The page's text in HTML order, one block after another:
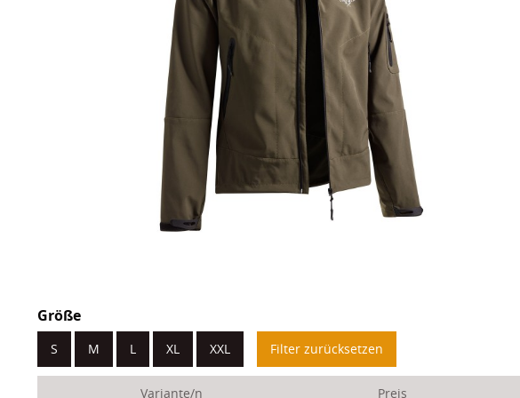
Größe
S M L XL XXL Filter zurücksetzen
Variante/n Preis